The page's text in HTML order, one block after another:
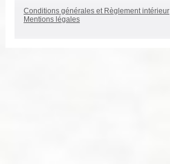
Conditions générales et Règlement intérieur
Mentions légales